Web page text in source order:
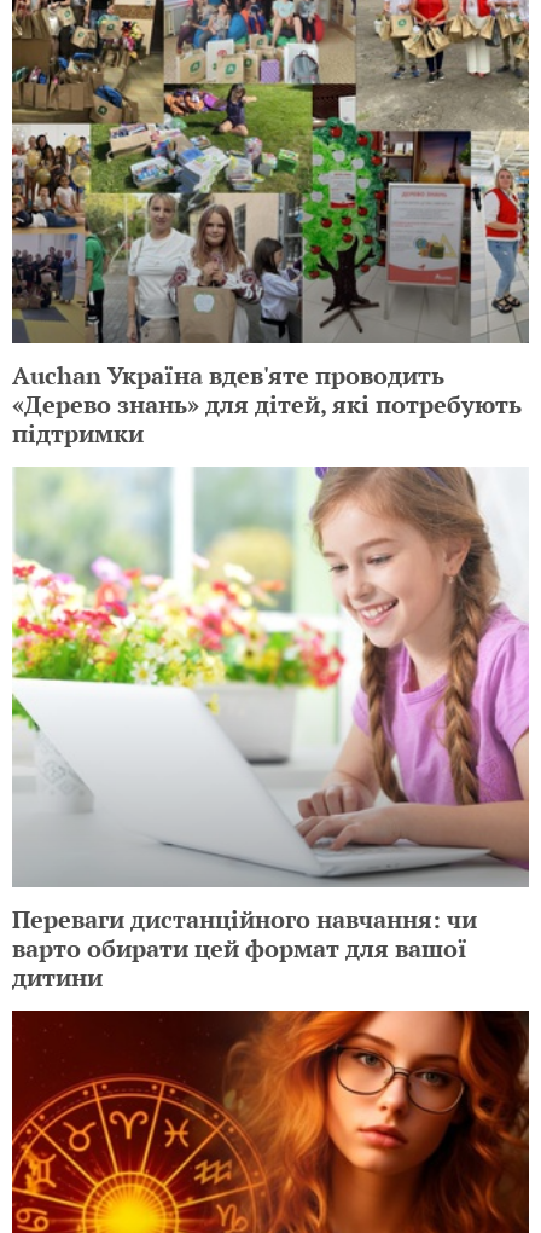
Auchan Україна вдев'яте проводить
«Дерево знань» для дітей, які потребують
підтримки
Переваги дистанційного навчання: чи
варто обирати цей формат для вашої
дитини